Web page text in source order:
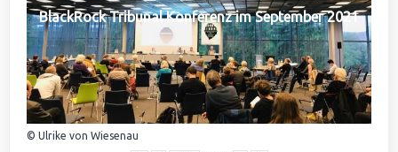
BlackRock Tribunal Konferenz im September 2021
© Ulrike von Wiesenau